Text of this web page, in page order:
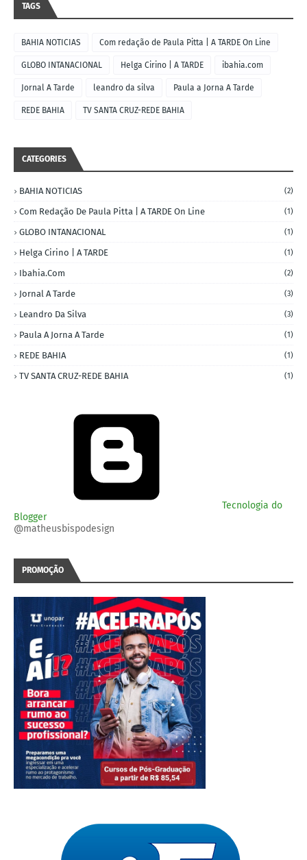
TAGS
BAHIA NOTICIAS Com redação de Paula Pitta | A TARDE On Line
GLOBO INTANACIONAL Helga Cirino | A TARDE ibahia.com
Jornal A Tarde leandro da silva Paula a Jorna A Tarde
REDE BAHIA TV SANTA CRUZ-REDE BAHIA
CATEGORIES
BAHIA NOTICIAS (2)
Com Redação De Paula Pitta | A TARDE On Line (1)
GLOBO INTANACIONAL (1)
Helga Cirino | A TARDE (1)
Ibahia.com (2)
Jornal A Tarde (3)
Leandro Da Silva (3)
Paula A Jorna A Tarde (1)
REDE BAHIA (1)
TV SANTA CRUZ-REDE BAHIA (1)
Tecnologia do
Blogger
@matheusbispodesign
PROMOÇÃO